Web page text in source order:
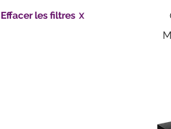
Effacer les filtres X